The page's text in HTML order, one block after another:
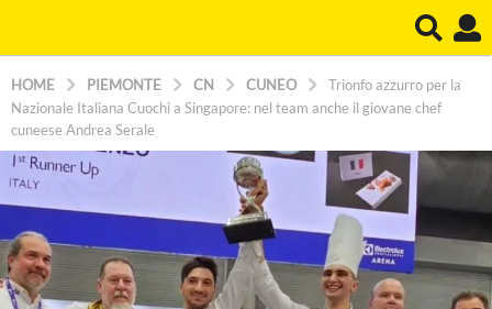
HOME PIEMONTE CN CUNEO
Trionfo azzurro per la
Nazionale Italiana Cuochi a Singapore: nel team anche il giovane chef
cuneese Andrea Serale